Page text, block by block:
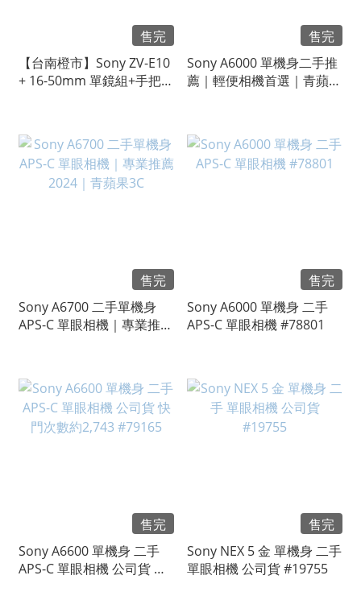
售完
【台南橙市】Sony ZV-E10
+ 16-50mm 單鏡組+手把組
售完
Sony A6000 單機身二手推
薦｜輕便相機首選｜青蘋果
售完
Sony A6700 二手單機身
APS-C 單眼相機｜專業推薦
售完
Sony A6000 單機身 二手
APS-C 單眼相機 #78801
售完
Sony A6600 單機身 二手
APS-C 單眼相機 公司貨 快
售完
Sony NEX 5 金 單機身 二手
單眼相機 公司貨 #19755